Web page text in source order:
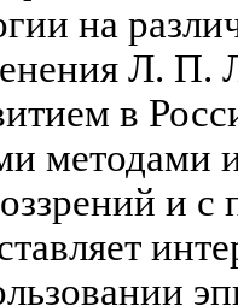
на
Л. П.
в
методами
и